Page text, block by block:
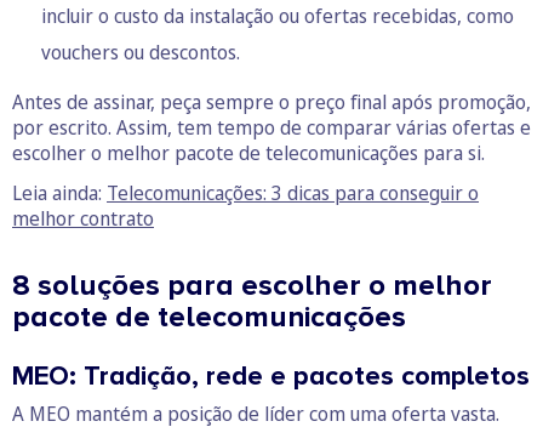
incluir o custo da instalação ou ofertas recebidas, como
vouchers ou descontos.
Antes de assinar, peça sempre o preço final após promoção,
por escrito. Assim, tem tempo de comparar várias ofertas e
escolher o melhor pacote de telecomunicações para si.
Leia ainda: Telecomunicações: 3 dicas para conseguir o
melhor contrato
8 soluções para escolher o melhor
pacote de telecomunicações
MEO: Tradição, rede e pacotes completos
A MEO mantém a posição de líder com uma oferta vasta.